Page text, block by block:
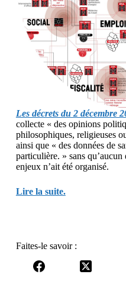
Les décrets du 2 décembre
collecte « des opinions
philosophiques, religieuses
ainsi que « des données de
particulière. » sans
enjeux n’ait été organisé.
Lire la suite.
Faites-le savoir :